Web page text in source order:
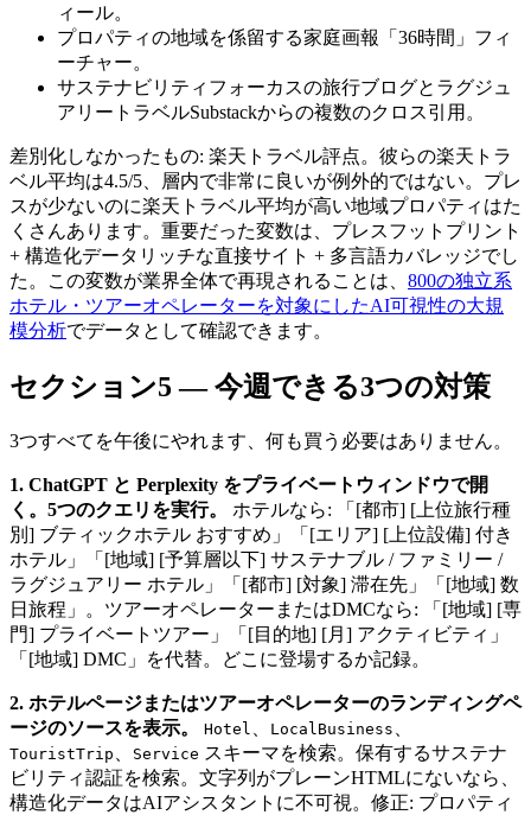
ィール。
プロパティの地域を係留する家庭画報「36時間」フィ
ーチャー。
サステナビリティフォーカスの旅行ブログとラグジュ
アリートラベルSubstackからの複数のクロス引用。
差別化しなかったもの: 楽天トラベル評点。彼らの楽天トラ
ベル平均は4.5/5、層内で非常に良いが例外的ではない。プレ
スが少ないのに楽天トラベル平均が高い地域プロパティはた
くさんあります。重要だった変数は、プレスフットプリント
+ 構造化データリッチな直接サイト + 多言語カバレッジでし
た。この変数が業界全体で再現されることは、 800の独立系
ホテル・ツアーオペレーターを対象にしたAI可視性の大規
模分析でデータとして確認できます。
セクション5 — 今週できる3つの対策
3つすべてを午後にやれます、何も買う必要はありません。
1. ChatGPT と Perplexity をプライベートウィンドウで開
く。5つのクエリを実行。
ホテルなら: 「[都市] [上位旅行種
別] ブティックホテル おすすめ」「[エリア] [上位設備] 付き
ホテル」「[地域] [予算層以下] サステナブル / ファミリー /
ラグジュアリー ホテル」「[都市] [対象] 滞在先」「[地域] 数
日旅程」。ツアーオペレーターまたはDMCなら: 「[地域] [専
門] プライベートツアー」「[目的地] [月] アクティビティ」
「[地域] DMC」を代替。どこに登場するか記録。
2. ホテルページまたはツアーオペレーターのランディングペ
ージのソースを表示。
Hotel LocalBusiness
TouristTrip Service スキーマを検索。保有するサステナ
ビリティ認証を検索。文字列がプレーンHTMLにないなら、
構造化データはAIアシスタントに不可視。修正: プロパティ